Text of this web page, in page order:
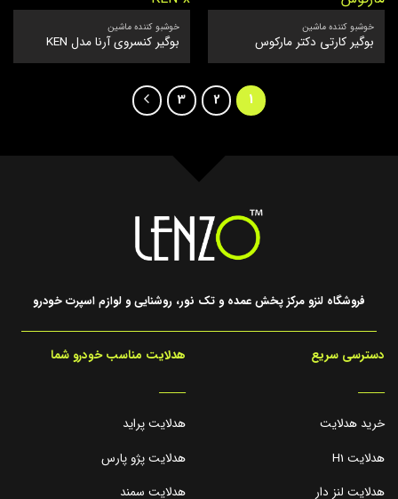
خوشبو کننده ماشین
بوگیر کارتی دکتر مارکوس
خوشبو کننده ماشین
بوگیر کنسروی آرنا مدل KEN
1
2
3
فروشگاه لنزو مرکز پخش عمده و تک نور، روشنایی و لوازم اسپرت خودرو
دسترسی سریع
_____
خرید هدلایت
هدلایت H1
هدلایت لنز دار
هدلایت مناسب خودرو شما
_____
هدلایت پراید
هدلایت پژو پارس
هدلایت سمند